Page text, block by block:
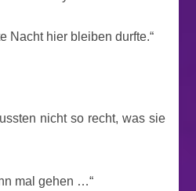
Nacht hier bleiben durfte.“
nicht so recht, was sie
mal gehen …“